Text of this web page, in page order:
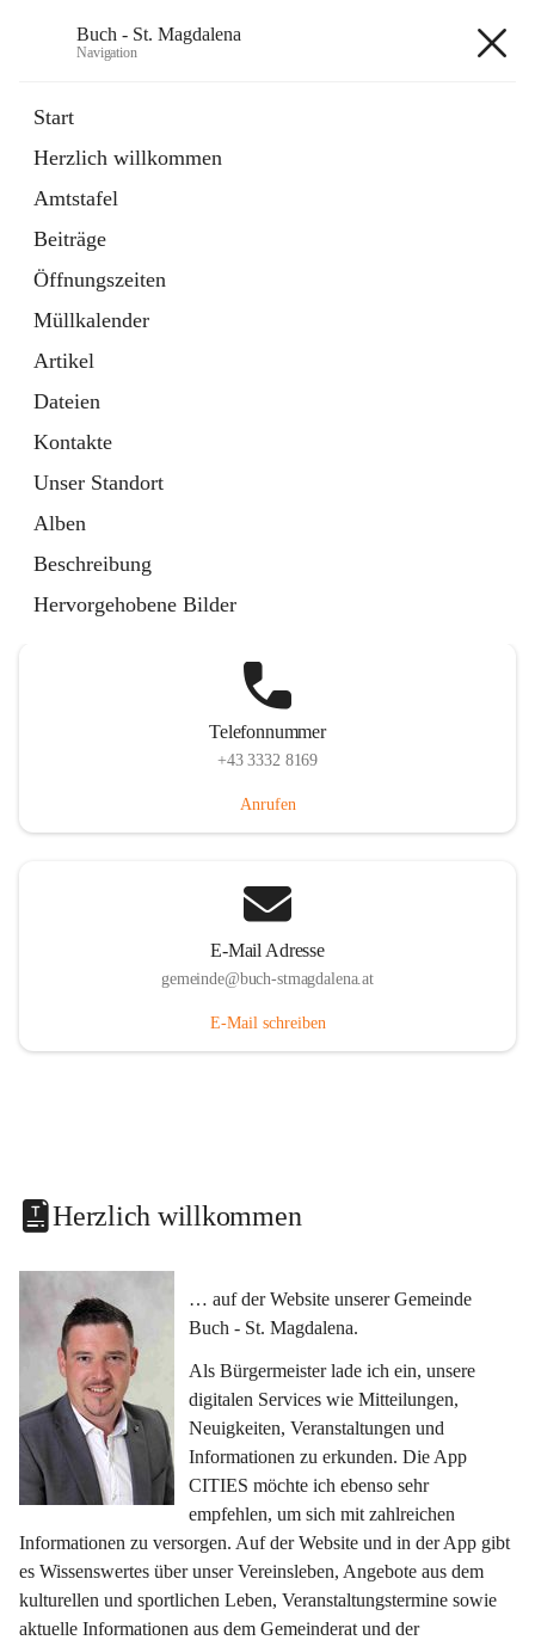
Buch - St. Magdalena
Navigation
Start
Herzlich willkommen
Amtstafel
Beiträge
Öffnungszeiten
Müllkalender
Artikel
Dateien
Kontakte
Unser Standort
Alben
Beschreibung
Hervorgehobene Bilder
11 Schnellzugriffe
Bürgerservice
10 Schnellzugriffe
Telefonnummer
+43 3332 8169
Anrufen
E-Mail Adresse
gemeinde@buch-stmagdalena.at
E-Mail schreiben
Herzlich willkommen
… auf der Website unserer Gemeinde
Buch - St. Magdalena.
Als Bürgermeister lade ich ein, unsere
digitalen Services wie Mitteilungen,
Neuigkeiten, Veranstaltungen und
Informationen zu erkunden. Die App
CITIES möchte ich ebenso sehr
empfehlen, um sich mit zahlreichen
Informationen zu versorgen. Auf der Website und in der App gibt
es Wissenswertes über unser Vereinsleben, Angebote aus dem
kulturellen und sportlichen Leben, Veranstaltungstermine sowie
aktuelle Informationen aus dem Gemeinderat und der